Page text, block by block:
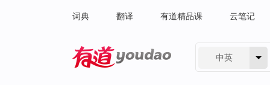
词典 翻译 有道精品课 云笔记
中英